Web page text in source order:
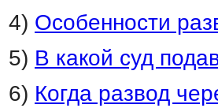
4) Особенности
5) В какой суд
6) Когда развод